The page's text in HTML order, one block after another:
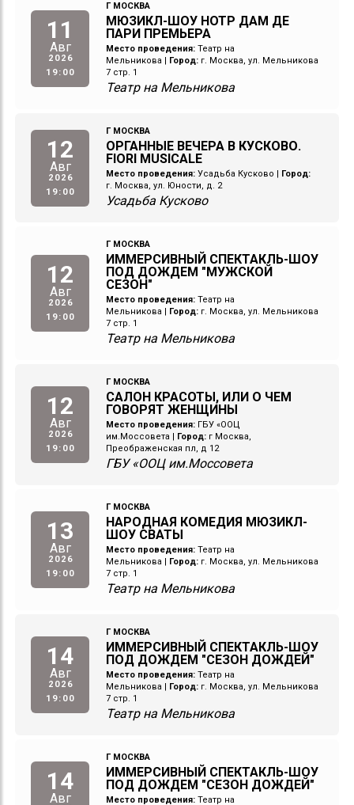
11
Авг
2026
19:00
Г МОСКВА
МЮЗИКЛ-ШОУ НОТР ДАМ ДЕ
ПАРИ ПРЕМЬЕРА
Место проведения: Театр на
Мельникова
Город: г. Москва, ул. Мельникова
7 стр. 1
Театр на Мельникова
12
Авг
2026
19:00
Г МОСКВА
ОРГАННЫЕ ВЕЧЕРА В КУСКОВО.
FIORI MUSICALE
Место проведения: Усадьба Кусково
Город:
г. Москва, ул. Юности, д. 2
Усадьба Кусково
12
Авг
2026
19:00
Г МОСКВА
ИММЕРСИВНЫЙ СПЕКТАКЛЬ-ШОУ
ПОД ДОЖДЕМ "МУЖСКОЙ
СЕЗОН"
Место проведения: Театр на
Мельникова
Город: г. Москва, ул. Мельникова
7 стр. 1
Театр на Мельникова
12
Авг
2026
19:00
Г МОСКВА
САЛОН КРАСОТЫ, ИЛИ О ЧЕМ
ГОВОРЯТ ЖЕНЩИНЫ
Место проведения: ГБУ «ООЦ
им.Моссовета
Город: г Москва,
Преображенская пл, д 12
ГБУ «ООЦ им.Моссовета
13
Авг
2026
19:00
Г МОСКВА
НАРОДНАЯ КОМЕДИЯ МЮЗИКЛ-
ШОУ СВАТЫ
Место проведения: Театр на
Мельникова
Город: г. Москва, ул. Мельникова
7 стр. 1
Театр на Мельникова
14
Авг
2026
19:00
Г МОСКВА
ИММЕРСИВНЫЙ СПЕКТАКЛЬ-ШОУ
ПОД ДОЖДЕМ "СЕЗОН ДОЖДЕЙ"
Место проведения: Театр на
Мельникова
Город: г. Москва, ул. Мельникова
7 стр. 1
Театр на Мельникова
14
Авг
Г МОСКВА
ИММЕРСИВНЫЙ СПЕКТАКЛЬ-ШОУ
ПОД ДОЖДЕМ "СЕЗОН ДОЖДЕЙ"
Место проведения: Театр на